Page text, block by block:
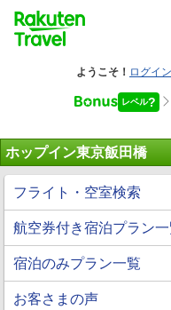
ホップイン東京飯田橋
フライト・空室検索
航空券付き宿泊プラン一
宿泊のみプラン一覧
お客さまの声